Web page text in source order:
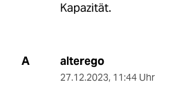
Kapazität.
A alterego
27.12.2023, 11:44 Uhr